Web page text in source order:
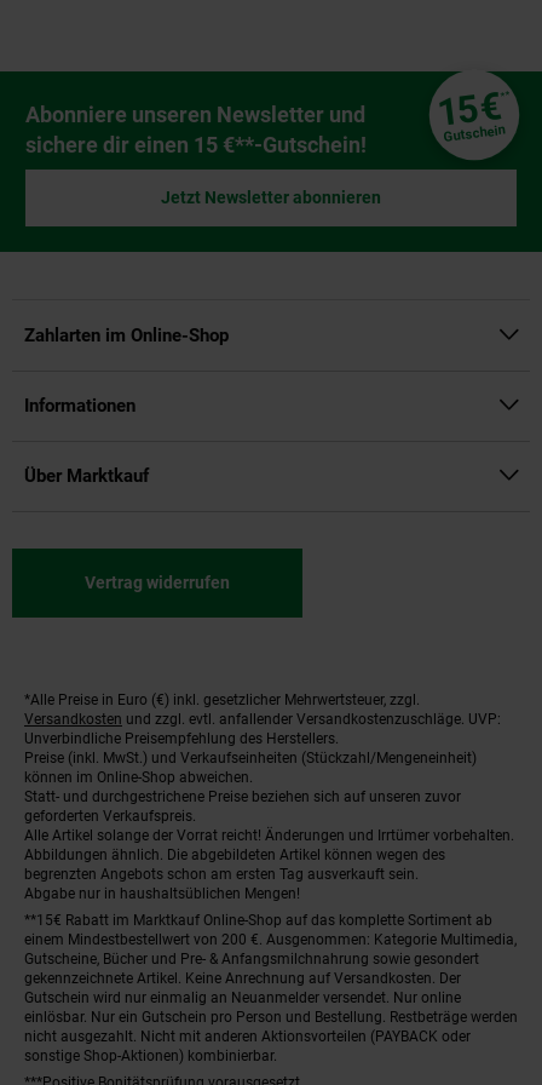
Newsletter Anmeldung
Abonniere unseren Newsletter und
sichere dir einen 15 €**-Gutschein!
15€**
Gutschein
Jetzt Newsletter abonnieren
Zahlarten im Online-Shop
Informationen
Über Marktkauf
Vertrag widerrufen
Fußnoten
*Alle Preise in Euro (€) inkl. gesetzlicher Mehrwertsteuer, zzgl.
Versandkosten und zzgl. evtl. anfallender Versandkostenzuschläge. UVP:
Unverbindliche Preisempfehlung des Herstellers.
Preise (inkl. MwSt.) und Verkaufseinheiten (Stückzahl/Mengeneinheit)
können im Online-Shop abweichen.
Statt- und durchgestrichene Preise beziehen sich auf unseren zuvor
geforderten Verkaufspreis.
Alle Artikel solange der Vorrat reicht! Änderungen und Irrtümer vorbehalten.
Abbildungen ähnlich. Die abgebildeten Artikel können wegen des
begrenzten Angebots schon am ersten Tag ausverkauft sein.
Abgabe nur in haushaltsüblichen Mengen!
**15€ Rabatt im Marktkauf Online-Shop auf das komplette Sortiment ab
einem Mindestbestellwert von 200 €. Ausgenommen: Kategorie Multimedia,
Gutscheine, Bücher und Pre- & Anfangsmilchnahrung sowie gesondert
gekennzeichnete Artikel. Keine Anrechnung auf Versandkosten. Der
Gutschein wird nur einmalig an Neuanmelder versendet. Nur online
einlösbar. Nur ein Gutschein pro Person und Bestellung. Restbeträge werden
nicht ausgezahlt. Nicht mit anderen Aktionsvorteilen (PAYBACK oder
sonstige Shop-Aktionen) kombinierbar.